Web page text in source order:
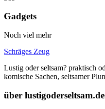
Gadgets
Noch viel mehr
Schräges Zeug
Lustig oder seltsam? praktisch
komische Sachen, seltsamer
über lustigoderseltsam.de